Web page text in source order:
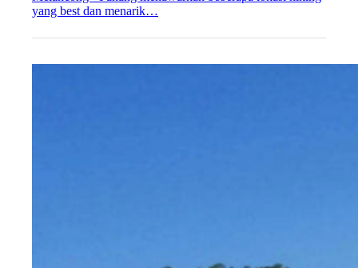
yang best dan menarik…